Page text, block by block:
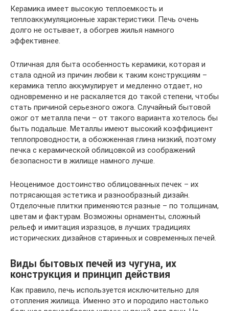
Керамика имеет высокую теплоемкость и
теплоаккумуляционные характеристики. Печь очень
долго не остывает, а обогрев жилья намного
эффективнее.
Отличная для быта особенность керамики, которая и
стала одной из причин любви к таким конструкциям –
керамика тепло аккумулирует и медленно отдает, но
одновременно и не раскаляется до такой степени, чтобы
стать причиной серьезного ожога. Случайный бытовой
ожог от металла печи – от такого варианта хотелось бы
быть подальше. Металлы имеют высокий коэффициент
теплопроводности, а обожженная глина низкий, поэтому
печка с керамической облицовкой из соображений
безопасности в жилище намного лучше.
Неоценимое достоинство облицованных печек – их
потрясающая эстетика и разнообразный дизайн.
Отделочные плитки применяются разные – по толщинам,
цветам и фактурам. Возможны орнаменты, сложный
рельеф и имитация изразцов, в лучших традициях
исторических дизайнов старинных и современных печей.
Виды бытовых печей из чугуна, их
конструкция и принцип действия
Как правило, печь используется исключительно для
отопления жилища. Именно это и породило настолько